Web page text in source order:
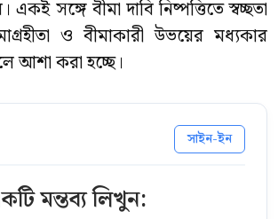
সঙ্গে বীমা দাবি নিষ্পত্তিতে স্বচ্ছতা
ও বীমাকারী উভয়ের মধ্যকার
আশা করা হচ্ছে।
সাইন-ইন
মন্তব্য লিখুন: